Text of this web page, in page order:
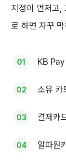
지정이 먼저고,
로 하면 자꾸
KB
소유 카
결제카
알파원